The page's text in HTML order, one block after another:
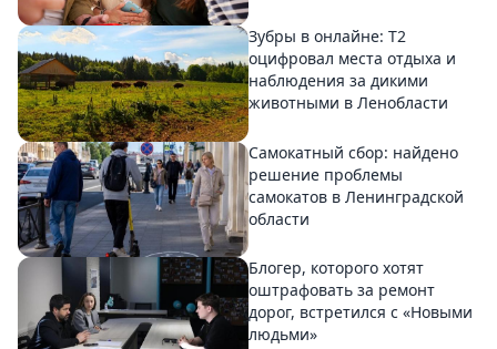
Зубры в онлайне: Т2
оцифровал места отдыха и
наблюдения за дикими
животными в Ленобласти
Самокатный сбор: найдено
решение проблемы
самокатов в Ленинградской
области
Блогер, которого хотят
оштрафовать за ремонт
дорог, встретился с «Новыми
людьми»